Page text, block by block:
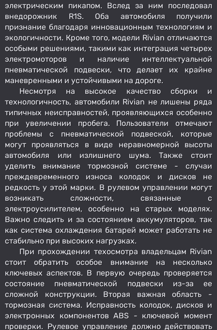
электрическим пикапом. Вслед за ним последовал
внедорожник R1S. Оба автомобиля получили
признание благодаря инновационным технологиям и
экологичности. Кроме того, модели Rivian отличаются
особыми решениями, такими как интеграция четырех
электромоторов и наличие интеллектуальной
пневматической подвески, что делает их крайне
маневренными и устойчивыми на дороге.
Несмотря на высокое качество сборки и
технологичность, автомобили Rivian не лишены ряда
типичных неисправностей, проявляющихся особенно
при увеличении пробега. Пользователи отмечают
проблемы с пневматической подвеской, которые
могут проявляться в виде неравномерной высоты
автомобиля или излишнего шума. Также стоит
уделить внимание тормозной системе - случаи
преждевременного износа колодок и дисков не
редкость у этой марки. В рулевом управлении могут
возникать сложности, связанные с
электроусилителем, особенно на старых моделях.
Важно следить и за состоянием аккумуляторов, так
как система охлаждения батарей может работать не
стабильно при высоких нагрузках.
При прохождении техосмотра владельцам Rivian
стоит обратить особое внимание на несколько
ключевых аспектов. В первую очередь проверяется
состояние пневматической подвески из-за ее
сложной конструкции. Вторая важная область -
тормозная система. Исправность колодок, дисков и
электронных компонентов ABS - ключевой момент
проверки. Рулевое управление должно действовать